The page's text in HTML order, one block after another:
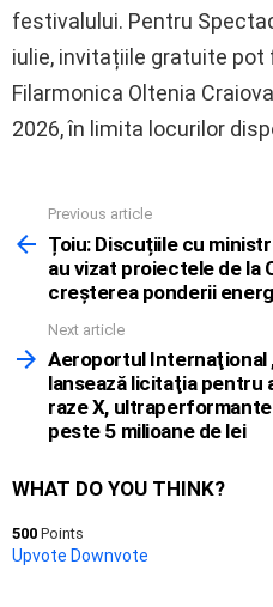
festivalului. Pentru
iulie, invitațiile gratuite pot
Filarmonica Oltenia
2026, în limita locurilor
more
Previous article
Țoiu: Discuțiile cu
au vizat proiectele de la
creșterea ponderii
Next article
Aeroportul Internaţional
lansează licitaţia pentru
raze X,
peste 5 milioane de lei
WHAT DO YOU THINK?
500 Points
Upvote Downvote